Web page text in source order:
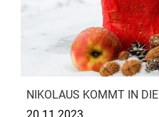
NIKOLAUS KOMMT IN